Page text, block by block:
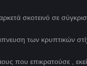
σκοτεινό σε
των κρυπτικών
που επικρατούσε ,